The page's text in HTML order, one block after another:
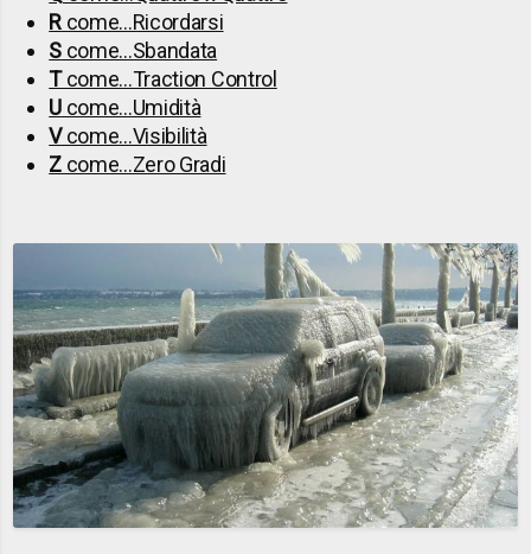
Rcome...Ricordarsi
Scome...Sbandata
Tcome...Traction Control
Ucome...Umidità
Vcome...Visibilità
Zcome...Zero Gradi